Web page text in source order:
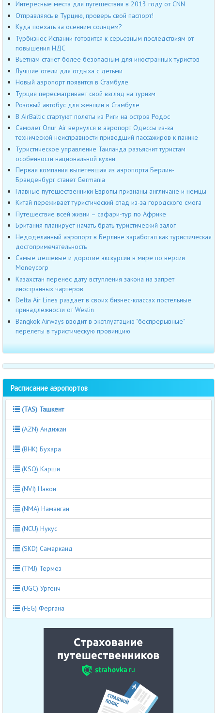
Интересные места для путешествия в 2013 году от CNN
Отправляясь в Турцию, проверь свой паспорт!
Куда поехать за осенним солнцем?
Турбизнес Испании готовится к серьезным последствиям от
повышения НДС
Вьетнам станет более безопасным для иностранных туристов
Лучшие отели для отдыха с детьми
Новый аэропорт появится в Стамбуле
Турция пересматривает свой взгляд на туризм
Розовый автобус для женщин в Стамбуле
В AirBaltic стартуют полеты из Риги на остров Родос
Самолет Onur Air вернулся в аэропорт Одессы из-за
технической неисправности приведший пассажиров к панике
Туристическое управление Таиланда разъяснит туристам
особенности национальной кухни
Первая компания вылетевшая из аэропорта Берлин-
Бранденбург станет Germania
Главные путешественники Европы признаны англичане и немцы
Китай переживает туристический спад из-за городского смога
Путешествие всей жизни – сафари-тур по Африке
Британия планирует начать брать туристический залог
Недоделанный аэропорт в Берлине заработал как туристическая
достопримечательность
Самые дешевые и дорогие экскурсии в мире по версии
Moneycorp
Казахстан перенес дату вступления закона на запрет
иностранных чартеров
Delta Air Lines раздает в своих бизнес-классах постельные
принадлежности от Westin
Bangkok Airways вводит в эксплуатацию "беспрерывные"
перелеты в туристическую провинцию
Расписание аэропортов
(TAS) Ташкент
(AZN) Андижан
(BHK) Бухара
(KSQ) Карши
(NVI) Навои
(NMA) Наманган
(NCU) Нукус
(SKD) Самарканд
(TMJ) Термез
(UGC) Ургенч
(FEG) Фергана